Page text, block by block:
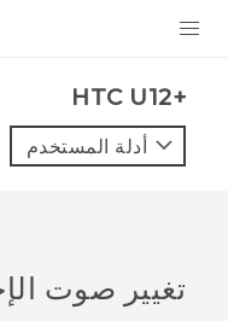
VIVE
VIVERSE
HTC U12+‎
أدلة المستخدم
تغيير صوت